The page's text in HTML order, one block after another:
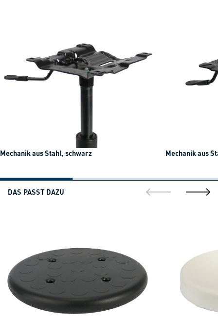
Mechanik aus Stahl, schwarz Mechanik aus
DAS PASST DAZU
gehe zur gehe